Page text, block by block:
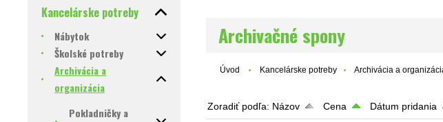
Kancelárske potreby
Nábytok
Školské potreby
Archivácia a
organizácia
Pokladničky a
Archivačné spony
Úvod Kancelárske potreby Archivácia a
Zoradiť podľa: Názov Cena Dátum pridania